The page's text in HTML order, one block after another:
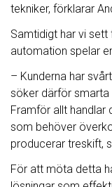
tekniker, förklarar
Samtidigt har vi sett
automation spelar
– Kunderna har
söker därför smarta
Framför allt
som behöver
producerar treskift,
För att möta detta